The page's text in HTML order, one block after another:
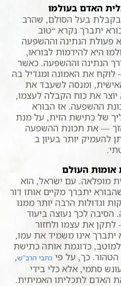
האדם בעולמו
בקבלת בעל הסולם, שהרב
יתברך נקרא “טוב
פעולת הנתינה וההשפעה
היא להידמות לבוראו,
הנתינה וההשפעה. כאשר
לוקח את האמונה ומגדיל בה
ומנסה לשעבד את
יוצר את כוח הקבלה לעצמו,
ההשפעה. אז הבורא
של כתישת הזית, על מנת
— את תכונת ההשפעה
להעמיק יותר בעיון ב
אומות העולם
מופלאה. עם ישראל, הוא
יתברך מקיים אותו דור
וגדולות הרבה יותר ממנו
הסיבה לכך נעוצה ביעוד
את עצמו ולחזור
אינו משמיד את עמו,
למוטב, כדוגמת אותה כתישת
כך, על פי כתבי הרב”ש,
סתמי, אלא כלי בידי
האדם לתכליתו האמיתית.